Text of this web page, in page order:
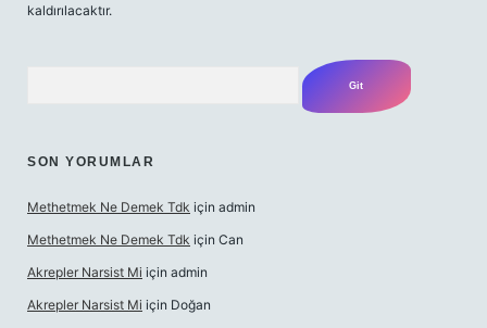
kaldırılacaktır.
SON YORUMLAR
Methetmek Ne Demek Tdk için admin
Methetmek Ne Demek Tdk için Can
Akrepler Narsist Mi için admin
Akrepler Narsist Mi için Doğan